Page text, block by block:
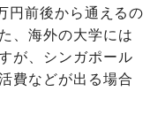
円前後から通えるの
、海外の大学には
が、シンガポール
費などが出る場合